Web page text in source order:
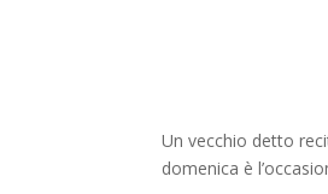
Un vecchio detto
domenica è